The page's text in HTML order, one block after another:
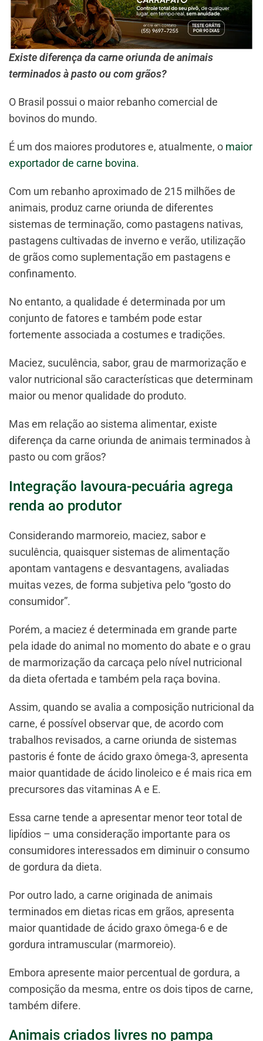
Existe diferença da carne oriunda de animais
terminados à pasto ou com grãos?
O Brasil possui o maior rebanho comercial de
bovinos do mundo.
É um dos maiores produtores e, atualmente, o maior
exportador de carne bovina.
Com um rebanho aproximado de 215 milhões de
animais, produz carne oriunda de diferentes
sistemas de terminação, como pastagens nativas,
pastagens cultivadas de inverno e verão, utilização
de grãos como suplementação em pastagens e
confinamento.
No entanto, a qualidade é determinada por um
conjunto de fatores e também pode estar
fortemente associada a costumes e tradições.
Maciez, suculência, sabor, grau de marmorização e
valor nutricional são características que determinam
maior ou menor qualidade do produto.
Mas em relação ao sistema alimentar, existe
diferença da carne oriunda de animais terminados à
pasto ou com grãos?
Integração lavoura-pecuária agrega
renda ao produtor
Considerando marmoreio, maciez, sabor e
suculência, quaisquer sistemas de alimentação
apontam vantagens e desvantagens, avaliadas
muitas vezes, de forma subjetiva pelo “gosto do
consumidor”.
Porém, a maciez é determinada em grande parte
pela idade do animal no momento do abate e o grau
de marmorização da carcaça pelo nível nutricional
da dieta ofertada e também pela raça bovina.
Assim, quando se avalia a composição nutricional da
carne, é possível observar que, de acordo com
trabalhos revisados, a carne oriunda de sistemas
pastoris é fonte de ácido graxo ômega-3, apresenta
maior quantidade de ácido linoleico e é mais rica em
precursores das vitaminas A e E.
Essa carne tende a apresentar menor teor total de
lipídios – uma consideração importante para os
consumidores interessados em diminuir o consumo
de gordura da dieta.
Por outro lado, a carne originada de animais
terminados em dietas ricas em grãos, apresenta
maior quantidade de ácido graxo ômega-6 e de
gordura intramuscular (marmoreio).
Embora apresente maior percentual de gordura, a
composição da mesma, entre os dois tipos de carne,
também difere.
Animais criados livres no pampa